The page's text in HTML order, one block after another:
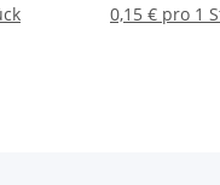
0,15 € pro 1